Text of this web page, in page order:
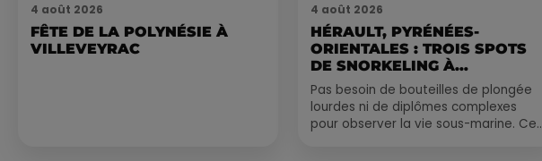
4 août 2026
FÊTE DE LA POLYNÉSIE À
VILLEVEYRAC
4 août 2026
HÉRAULT, PYRÉNÉES-
ORIENTALES : TROIS SPOTS
DE SNORKELING À
EXPLORER...
Pas besoin de bouteilles de plongée
lourdes ni de diplômes complexes
pour observer la vie sous-marine. Cet